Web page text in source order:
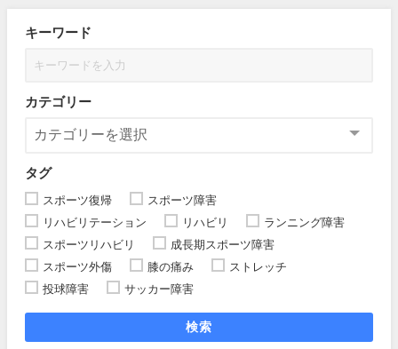
キーワード
カテゴリー
タグ
スポーツ復帰
スポーツ障害
リハビリテーション
リハビリ
ランニング障害
スポーツリハビリ
成長期スポーツ障害
スポーツ外傷
膝の痛み
ストレッチ
投球障害
サッカー障害
検索